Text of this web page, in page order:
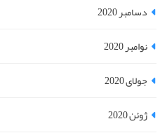
دسامبر 2020
نوامبر 2020
جولای 2020
ژوئن 2020